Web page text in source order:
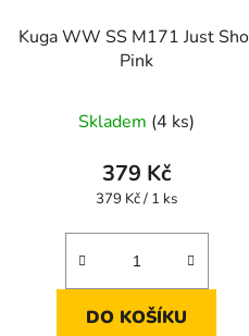
Kuga WW SS M171 Just
Pink
Skladem (4 ks)
379 Kč
Měrná
379 Kč / 1 ks
DO KOŠÍKU